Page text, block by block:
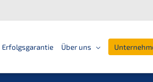
Erfolgs­ga­ran­tie Über uns